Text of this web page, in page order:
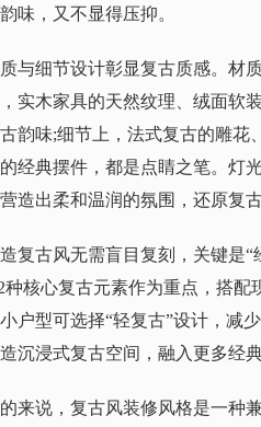
味，又不显得压抑。
与细节设计彰显复古质感。材
实木家具的天然纹理、绒面软
韵味;细节上，法式复古的雕花
经典摆件，都是点睛之笔。灯
造出柔和温润的氛围，还原复
复古风无需盲目复刻，关键是
种核心复古元素作为重点，搭
户型可选择“轻复古”设计，减
沉浸式复古空间，融入更多经
来说，复古风装修风格是一种